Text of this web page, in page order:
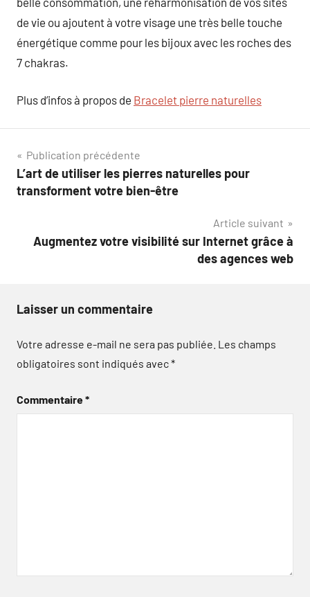
de vie ou ajoutent à votre visage une très belle touche
énergétique comme pour les bijoux avec les roches des
7 chakras.
Plus d’infos à propos de Bracelet pierre naturelles
Navigation
de
Publication précédente
L’art de utiliser les pierres naturelles pour
transforment votre bien-être
Article suivant
Augmentez votre visibilité sur Internet grâce à
des agences web
Laisser un commentaire
Votre adresse e-mail ne sera pas publiée. Les champs
obligatoires sont indiqués avec*
Commentaire*